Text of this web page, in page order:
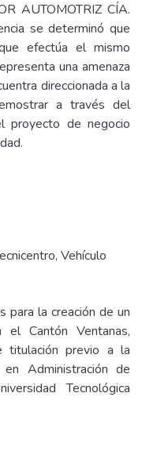
AUTOMOTRIZ CÍA.
se determinó que
efectúa el mismo
una amenaza
direccionada a la
a través del
proyecto de negocio
, Vehículo
para la creación de un
el Cantón Ventanas,
titulación previo a la
Administración de
Tecnológica